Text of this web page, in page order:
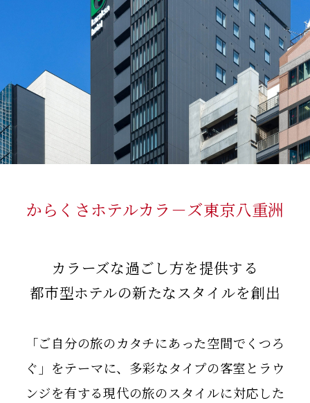
からくさホテルカラ－ズ東京八重洲
カラーズな過ごし方を提供する
都市型ホテルの新たなスタイルを創出
「ご自分の旅のカタチにあった空間でくつろ
ぐ」をテーマに、多彩なタイプの客室とラウ
ンジを有する現代の旅のスタイルに対応した